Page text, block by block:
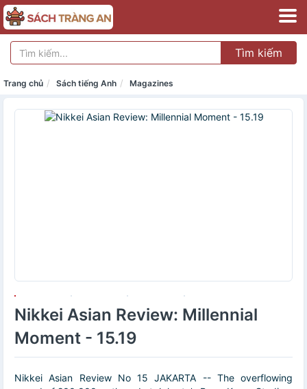
Tìm kiếm
Trang chủ Sách tiếng Anh Magazines
Nikkei Asian Review: Millennial
Moment - 15.19
Nikkei Asian Review No 15 JAKARTA -- The overflowing